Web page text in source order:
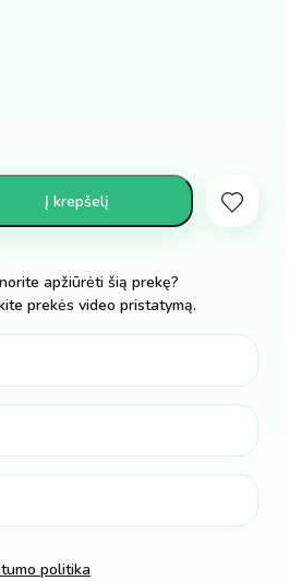
Į krepšelį
apžiūrėti šią prekę?
prekės video pristatymą.
politika